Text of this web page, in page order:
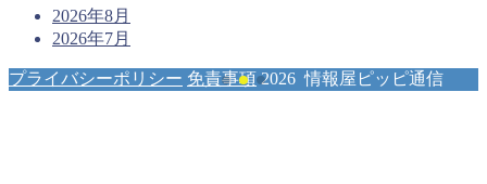
2026年8月
2026年7月
プライバシーポリシー 免責事項 2026 情報屋ピッピ通信